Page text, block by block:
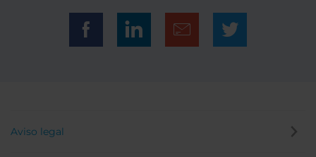
Aviso legal